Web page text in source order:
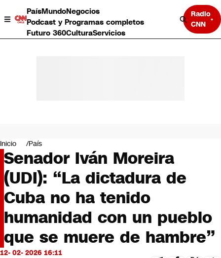
PaísMundoNegocios
Podcast y Programas completos
Futuro 360CulturaServicios
Radio
CNN
Negocios
Deportes
Programas completos
Cultura
Servicios
Bits
CNN tiempo
Opinión
Inicio País
Senador Iván Moreira
(UDI): “La dictadura de
Cuba no ha tenido
humanidad con un pueblo
que se muere de hambre”
12- 02- 2026 16:11